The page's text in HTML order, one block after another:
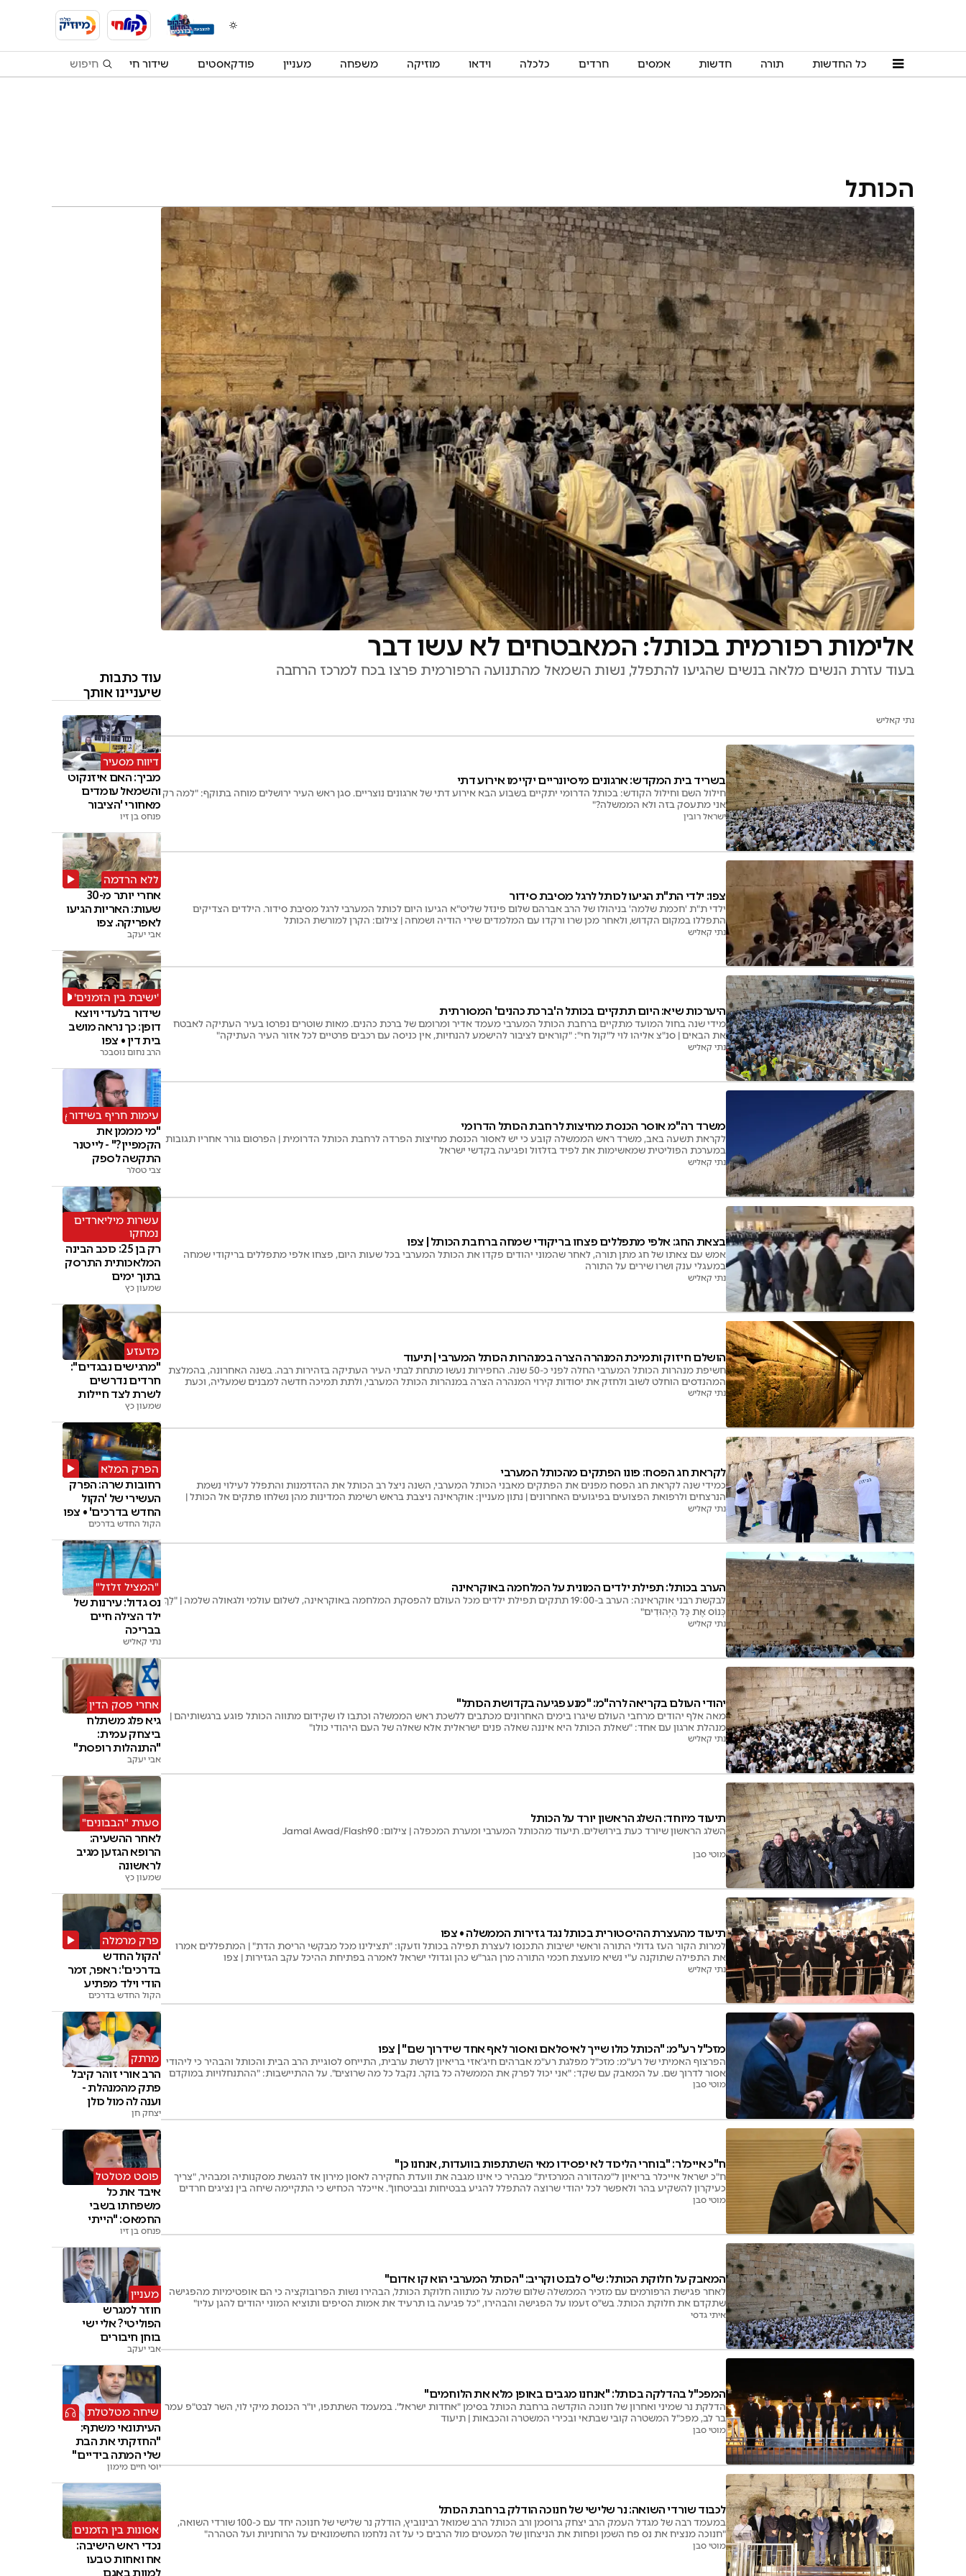
כל החדשות תורה חדשות אמסים חרדים כלכלה וידאו מוזיקה משפחה מעניין פודקאסטים שידור חי
הכותל
אלימות רפורמית בכותל: המאבטחים לא עשו דבר
בעוד עזרת הנשים מלאה בנשים שהגיעו להתפלל, נשות השמאל מהתנועה הרפורמית פרצו בכח למרכז הרחבה
נתי קאליש
בשריד בית המקדש: ארגונים מיסיונריים יקיימו אירוע דתי
חילול השם וחילול הקודש: בכותל הדרומי יתקיים בשבוע הבא אירוע דתי של ארגונים נוצריים. סגן ראש העיר ירושלים מוחה בתוקף: "למה רק
אני מתעסק בזה ולא הממשלה?"
ישראל רובין
צפו: ילדי הת"ת הגיעו לכותל לרגל מסיבת סידור
ילדי ת"ת 'חכמת שלמה' בניהולו של הרב אברהם שלום פינזל שליט"א הגיעו היום לכותל המערבי לרגל מסיבת סידור. הילדים הצדיקים
התפללו במקום הקדוש, ולאחר מכן שרו ורקדו עם המלמדים שירי הודיה ושמחה | צילום: הקרן למורשת הכותל
נתי קאליש
היערכות שיא: היום תתקיים בכותל ה'ברכת כהנים' המסורתית
מידי שנה בחול המועד מתקיים ברחבת הכותל המערבי מעמד אדיר ומרומם של ברכת כהנים. מאות שוטרים נפרסו בעיר העתיקה לאבטח
את הבאים | סנ"צ אליהו לוי ל"קול חי": "קוראים לציבור להישמע להנחיות, אין כניסה עם רכבים פרטיים לכל אזור העיר העתיקה"
נתי קאליש
משרד רה"מ אוסר הכנסת מחיצות לרחבת הכותל הדרומי
לקראת תשעה באב, משרד ראש הממשלה קובע כי יש לאסור הכנסת מחיצות הפרדה לרחבת הכותל הדרומית | הפרסום גורר אחריו תגובות
במערכת הפוליטית שמאשימות את לפיד בזלזול ופגיעה בקדשי ישראל
נתי קאליש
בצאת החג: אלפי מתפללים פצחו בריקודי שמחה ברחבת הכותל | צפו
אמש עם צאתו של חג מתן תורה, לאחר שהמוני יהודים פקדו את הכותל המערבי בכל שעות היום, פצחו אלפי מתפללים בריקודי שמחה
במעגלי ענק ושרו שירים על התורה
נתי קאליש
הושלם חיזוק ותמיכת המנהרה הצרה במנהרות הכותל המערבי | תיעוד
חשיפת מנהרות הכותל המערבי החלה לפני כ-50 שנה. החפירות נעשו מתחת לבתי העיר העתיקה בזהירות רבה. בשנה האחרונה, בהמלצת
המהנדסים הוחלט לשוב ולחזק את יסודות קירוי המנהרה הצרה במנהרות הכותל המערבי, ולתת תמיכה חדשה למבנים שמעליה, וכעת
העבודה הושלמה
נתי קאליש
לקראת חג הפסח: פונו הפתקים מהכותל המערבי
כמידי שנה לקראת חג הפסח מפנים את הפתקים מאבני הכותל המערבי, השנה ניצל רב הכותל את ההזדמנות והתפלל לעילוי נשמת
הנרצחים ולרפואת הפצועים בפיגועים האחרונים | נתון מעניין: אוקראינה ניצבת בראש רשימת המדינות מהן נשלחו פתקים אל הכותל |
גלריה
נתי קאליש
הערב בכותל: תפילת ילדים המונית על המלחמה באוקראינה
לבקשת רבני אוקראינה: הערב ב-19:00 תתקים תפילת ילדים מכל העולם להפסקת המלחמה באוקראינה, לשלום עולמי ולגאולה שלמה | "לֵךְ
כְּנוֹס אֶת כָּל הַיְּהוּדִים"
נתי קאליש
יהודי העולם בקריאה לרה"מ: "מנע פגיעה בקדושת הכותל"
מאה אלף יהודים מרחבי העולם שיגרו בימים האחרונים מכתבים ללשכת ראש הממשלה וכתבו לו שקידום מתווה הכותל פוגע ברגשותיהם |
מנהלת ארגון עם אחד: "שאלת הכותל היא איננה שאלה פנים ישראלית אלא שאלה של העם היהודי כולו"
נתי קאליש
תיעוד מיוחד: השלג הראשון יורד על הכותל
השלג הראשון שיורד כעת בירושלים. תיעוד מהכותל המערבי ומערת המכפלה | צילום: Jamal Awad/Flash90
מוטי סבן
תיעוד מהעצרת ההיסטורית בכותל נגד גזירות הממשלה • צפו
למרות הקור העז גדולי התורה וראשי ישיבות התכנסו לעצרת תפילה בכותל וזעקו: "תצילינו מכל מבקשי הריסת הדת" | המתפללים אמרו
את התפילה שתוקנה ע"י נשיא מועצת חכמי התורה מרן הגר"ש כהן וגדולי ישראל לאמרה בפתיחת ההיכל עקב הגזירות | צפו
נתי קאליש
מזכ"ל רע"מ: "הכותל כולו שייך לאיסלאם ואסור לאף אחד שידרוך שם'' | צפו
הפרצוף האמיתי של רע"מ: מזכ"ל מפלגת רע"מ אברהים חיג׳אזי בריאיון לרשת ערבית, התייחס לסוגיית הרב הבית והכותל והבהיר כי ליהודי
אסור לדרוך שם. על המאבק עם שקד: "אני יכול לפרק את הממשלה כל בוקר. נקבל כל מה שרוצים". על ההתיישבות: "ההתנחלויות במוקדם
או במאוחר יימחקו בדיוק כמו מה שקרה בעזה" | צפו
מוטי סבן
ח"כ אייכלר: "בוחרי הליכוד לא יפסידו מאי השתתפות בוועדות, אנחנו כן"
ח"כ ישראל אייכלר בריאיון ל"מהדורה המרכזית" מבהיר כי אינו מגבה את וועדת החקירה לאסון מירון אז להגשת מסקנותיה ומבהיר, "צריך
כעיקרון להשקיע בהר ולאפשר לכל יהודי שרוצה להתפלל להגיע בבטיחות ובביטחון". אייכלר הכחיש כי התקיימה שיחה בין נציגים חרדים
לנציגי הממשלה ומספר על המאבק במתווה הכותל בממשלת נתניהו
מוטי סבן
המאבק על חלוקת הכותל: ש"ס לבנט וקריב: "הכותל המערבי הוא קו אדום"
לאחר פגישת הרפורמים עם מזכיר הממשלה שלום שלמה על מתווה חלוקת הכותל, הבהירו נשות הפרובוקציה כי הם אופטימיות מהפגישה
שתקדם את חלוקת הכותל. בש"ס זעמו על הפגישה והבהירו, "כל פגיעה בו תרעיד את אמות הסיפים ותוציא המוני יהודים להגן עליו"
איתי גדסי
המפכ"ל בהדלקה בכותל: "אנחנו מגבים באופן מלא את הלוחמים"
הדלקת נר שמיני ואחרון של חנוכה הוקדשה ברחבת הכותל בסימן "אחדות ישראל". במעמד השתתפו, יו"ר הכנסת מיקי לוי, השר לבט"פ עמר
בר לב, מפכ"ל המשטרה קובי שבתאי ובכירי המשטרה והכבאות | תיעוד
מוטי סבן
לכבוד שורדי השואה: נר שלישי של חנוכה הודלק ברחבת הכותל
במעמד רבה של מגדל העמק הרב יצחק גרוסמן ורב הכותל הרב שמואל רבינוביץ, הודלק נר שלישי של חנוכה יחד עם כ-100 שורדי השואה,
"חנוכה מנציח את נס פח השמן ופחות את הניצחון של המעטים מול הרבים כי על זה נלחמו החשמונאים על הרוחניות ועל הטהרה"
מוטי סבן
עוד כתבות
שיעניינו אותך
דיווח מסעיר
מביך: האם איזנקוט
והשמאל עומדים
מאחורי 'הציבור
החרדי'
פנחס בן זיו
ללא הרדמה
אחרי יותר מ-30
שעות: האריות הגיעו
לאפריקה. צפו
אבי יעקב
'ישיבת בין הזמנים'
שידור בלעדי ויוצא
דופן: כך נראה מושב
בית דין • צפו
הרב נחום נוסבכר
עימות חריף בשידור
"מי מממן את
הקמפיין?" - לייטנר
התקשה לספק
תשובות
צבי טסלר
עשרות מיליארדים
נמחקו
רק בן 25: כוכב הבינה
המלאכותית התרסק
בתוך ימים
שמעון כץ
מזעזע
"מרגישים נבגדים":
חרדים נדרשים
לשרת לצד חיילות
בצה"ל
שמעון כץ
הפרק המלא
רחובות שרה: הפרק
העשירי של 'הקול
החדש בדרכים' • צפו
הקול החדש בדרכים
"המציל זלזל"
נס גדול: עירנות של
ילד הצילה חיים
בבריכה
נתי קאליש
אחרי פסק הדין
גיא פלג משתלח
ביצחק עמית:
"התנהלות רופסת"
אבי יעקב
סערת "הבבונים"
לאחר ההשעיה:
הרופא הגזען מגיב
לראשונה
שמעון כץ
פרק מרמלה
'הקול החדש
בדרכים': ראפר, זמר
הודי וילד מפתיע
בניידת
הקול החדש בדרכים
מרתק
הרב אורי זוהר קיבל
פתק מהמנהלת -
וענה לה מול כולן
יצחק חן
פוסט מטלטל
איבד את כל
משפחתו בשבי
החמאס: "הייתי
מוותר על החיים"
פנחס בן זיו
מעניין
חוזר למגרש
הפוליטי? אלי ישי
בוחן חיבורים
אבי יעקב
שיחה מטלטלת
העיתונאי משתף:
"החזקתי את הבת
שלי המתה בידיים"
יוסי חיים מימון
אסונות בין הזמנים
נכדי ראש הישיבה:
אח ואחות טבעו
למוות באגם